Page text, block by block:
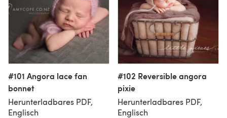
#101 Angora lace fan
bonnet
Herunterladbares PDF,
Englisch
#102 Reversible angora
pixie
Herunterladbares PDF,
Englisch